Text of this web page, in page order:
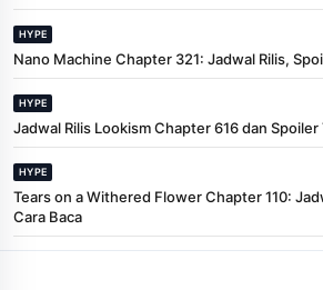
HYPE
Nano Machine Chapter 321: Jadwal Rilis,
HYPE
Jadwal Rilis Lookism Chapter 616 dan Spoiler
HYPE
Tears on a Withered Flower Chapter 110:
Cara Baca